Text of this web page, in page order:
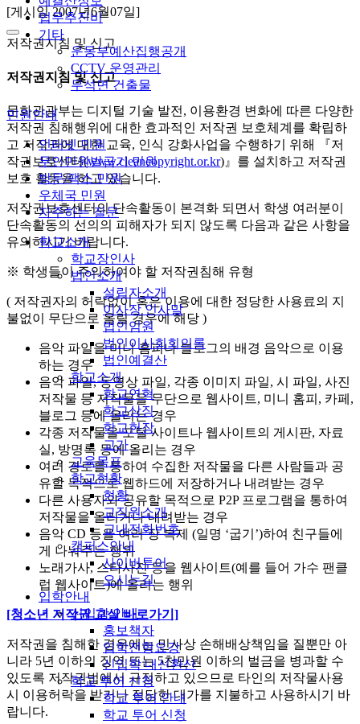
업무추진비
기타
운동부예산집행공개
CCTV 운영관리
무석면 건출물
민원안내
인터넷 민원
무인민원발급기 민원
방문/팩스 민원
우체국 민원
자주하는 질문
학교소개
학교장인사
법인소개
설립자소개
이사장 인사말
법인임원
법인이사회회의록
법인예결산
학교소개
학교연혁
학교상징
학교헌장
교가
교육목표
학교현황
현황
교직원소개
교내전화번호
캠퍼스안내
사이버투어
오시는길
입학안내
신입학 안내
홍보책자
입학전형요강
신입학 내신환산
학교 투어 신청
학교 투어 안내
학교 투어 신청
[게시일 2007년6월07일]
저작권지침 및 신고
저작권지침 및 신고
문화관광부는 디지털 기술 발전, 이용환경 변화에 따른 다양한
저작권 침해행위에 대한 효과적인 저작권 보호체계를 확립하
고 저작권에 대한 교육, 인식 강화사업을 수행하기 위해 『저
작권보호센터(www.cleancopyright.or.kr)』를 설치하고 저작권
보호 활동을 하고 있습니다.
저작권보호센터의 단속활동이 본격화 되면서 학생 여러분이
단속활동의 선의의 피해자가 되지 않도록 다음과 같은 사항을
유의하시기 바랍니다.
※ 학생들이 주의하여야 할 저작권침해 유형
( 저작권자의 허락없이 혹은 이용에 대한 정당한 사용료의 지
불없이 무단으로 올릴 경우에 해당 )
음악 파일을 미니 홈피나 블로그의 배경 음악으로 이용
하는 경우
음악 파일, 동영상 파일, 각종 이미지 파일, 시 파일, 사진
저작물 등 저작물을 무단으로 웹사이트, 미니 홈피, 카페,
블로그 등에 올리는 경우
각종 저작물을 포털 사이트나 웹사이트의 게시판, 자료
실, 방명록 등에 올리는 경우
여러 경로를 통하여 수집한 저작물을 다른 사람들과 공
유할 목적으로 웹하드에 저장하거나 내려받는 경우
다른 사용자와 공유할 목적으로 P2P 프로그램을 통하여
저작물을 올리거나 내려받는 경우
음악 CD 등을 여러 장 복제 (일명 ‘굽기’)하여 친구들에
게 나눠주는 행위
노래가사, 스타사진 등을 웹사이트(예를 들어 가수 팬클
럽 웹사이트)에 올리는 행위
[청소년 저작권 교실 바로가기]
저작권을 침해한 경우에는 민사상 손해배상책임을 질뿐만 아
니라 5년 이하의 징역 또는 5천만원 이하의 벌금을 병과할 수
있도록 저작권법에서 규정하고 있으므로 타인의 저작물사용
시 이용허락을 받거나 정당한 대가를 지불하고 사용하시기 바
랍니다.